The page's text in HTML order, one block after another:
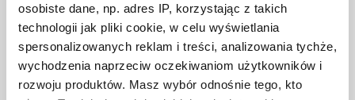
osobiste dane, np. adres IP, korzystając z takich
technologii jak pliki cookie, w celu wyświetlania
spersonalizowanych reklam i treści, analizowania tychże,
wychodzenia naprzeciw oczekiwaniom użytkowników i
rozwoju produktów. Masz wybór odnośnie tego, kto
BEZPIECZNE
OBSŁUGA